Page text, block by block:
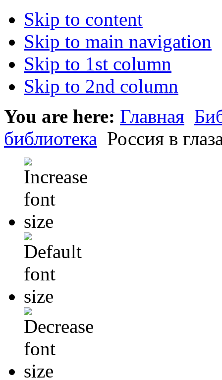
Skip to content
Skip to main navigation
Skip to 1st column
Skip to 2nd column
You are here: Главная
библиотека Россия в